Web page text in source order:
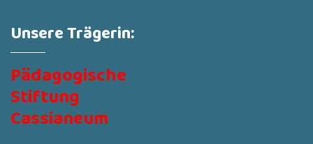
Unsere Trägerin:
Pädagogische
Stiftung
Cassianeum